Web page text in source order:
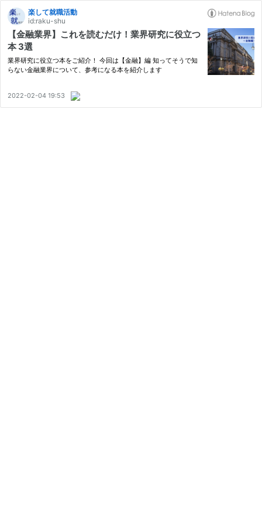
楽して就職活動
id:raku-shu
【金融業界】これを読むだけ！業界研究に役立つ
本 3選
業界研究に役立つ本をご紹介！ 今回は【金融】編 知ってそうで知
らない金融業界について、参考になる本を紹介します
2022-02-04 19:53